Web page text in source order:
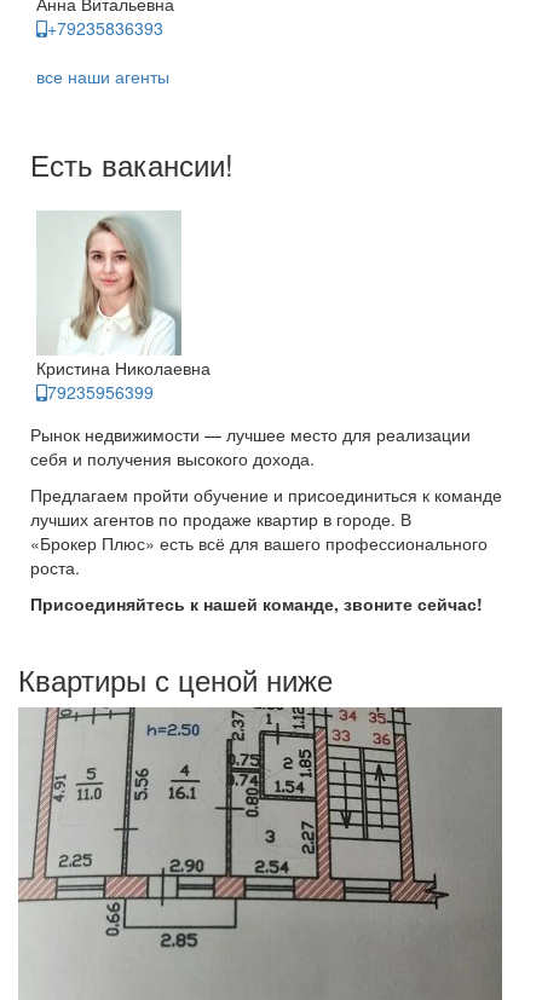
+79235836393
все наши агенты
Есть вакансии!
Кристина Николаевна
79235956399
Рынок недвижимости — лучшее место для реализации
себя и получения высокого дохода.
Предлагаем пройти обучение и присоединиться к команде
лучших агентов по продаже квартир в городе. В
«Брокер Плюс» есть всё для вашего профессионального
роста.
Присоединяйтесь к нашей команде, звоните сейчас!
Квартиры с ценой ниже